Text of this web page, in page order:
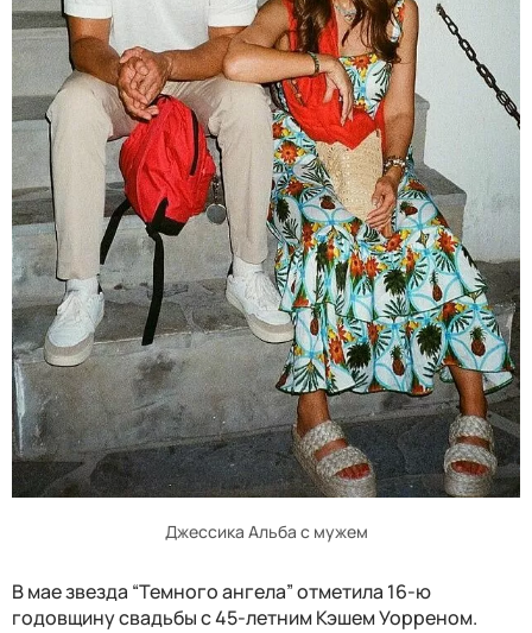
Джессика Альба с мужем
В мае звезда “Темного ангела” отметила 16-ю
годовщину свадьбы с 45-летним Кэшем Уорреном.